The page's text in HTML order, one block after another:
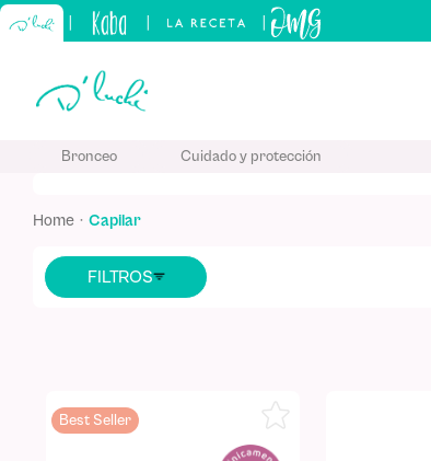
Bronceo Cuidado y protección
capilar
Best Seller